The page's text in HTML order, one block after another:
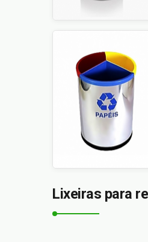
Lixeiras para